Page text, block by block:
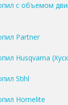
с объемом
Partner
Husqvarna
Stihl
Homelite